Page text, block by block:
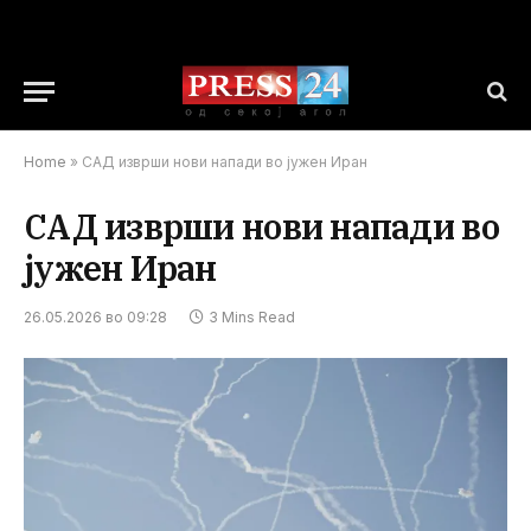
Home » САД изврши нови напади во јужен Иран
САД изврши нови напади во
јужен Иран
26.05.2026 во 09:28 3 Mins Read